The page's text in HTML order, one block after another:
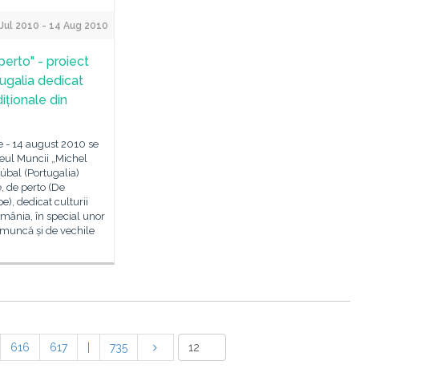
2010 - 14 Aug 2010
- proiect
dedicat
din
- 14 august 2010 se
Muncii „Michel
(Portugalia)
de perto (De
dedicat culturii
în special unor
și de vechile
616 617 735